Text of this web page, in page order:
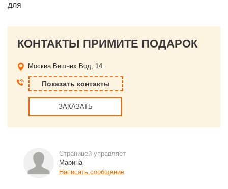
для
КОНТАКТЫ ПРИМИТЕ ПОДАРОК
Москва Вешних Вод, 14
Показать контакты
ЗАКАЗАТЬ
Страницей управляет
Марина
Написать сообщение